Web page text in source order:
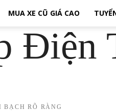
MUA XE CŨ GIÁ CAO
Điện
RÕ RÀNG